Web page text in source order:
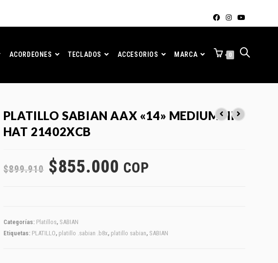
ACORDEONES TECLADOS ACCESORIOS MARCA 0
PLATILLO SABIAN AAX «14» MEDIUM HI
HAT 21402XCB
$899.910 $855.000 COP
Categorías: Platillos, SABIAN
Etiquetas: PLATILLO, platillo .sabian .b8x, platillo sabian, SABIAN